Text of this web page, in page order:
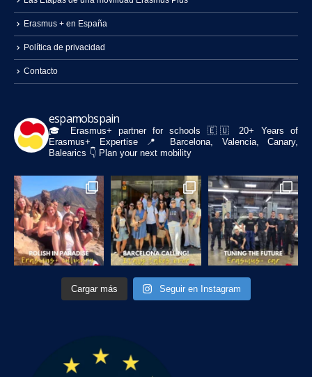
Erasmus + en España
Política de privacidad
Contacto
espamobspain
🎓 Erasmus+ partner for schools 🇪🇺 20+ Years of
Erasmus+ Expertise📍 Barcelona, Valencia, Canary,
Balearics 👇 Plan your next mobility
Cargar más Seguir en Instagram